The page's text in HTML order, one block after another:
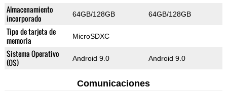
Almacenamiento
incorporado
64GB/128GB 64GB/128GB
Tipo de tarjeta de
memoria
MicroSDXC
Sistema Operativo
(OS)
Android 9.0 Android 9.0
Comunicaciones